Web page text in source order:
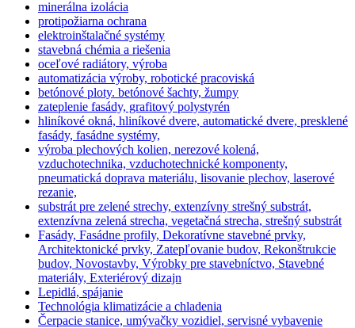
minerálna izolácia
protipožiarna ochrana
elektroinštalačné systémy
stavebná chémia a riešenia
oceľové radiátory, výroba
automatizácia výroby, robotické pracoviská
betónové ploty. betónové šachty, žumpy
zateplenie fasády, grafitový polystyrén
hliníkové okná, hliníkové dvere, automatické dvere, presklené
fasády, fasádne systémy,
výroba plechových kolien, nerezové kolená,
vzduchotechnika, vzduchotechnické komponenty,
pneumatická doprava materiálu, lisovanie plechov, laserové
rezanie,
substrát pre zelené strechy, extenzívny strešný substrát,
extenzívna zelená strecha, vegetačná strecha, strešný substrát
Fasády, Fasádne profily, Dekoratívne stavebné prvky,
Architektonické prvky, Zatepľovanie budov, Rekonštrukcie
budov, Novostavby, Výrobky pre stavebníctvo, Stavebné
materiály, Exteriérový dizajn
Lepidlá, spájanie
Technológia klimatizácie a chladenia
Čerpacie stanice, umývačky vozidiel, servisné vybavenie